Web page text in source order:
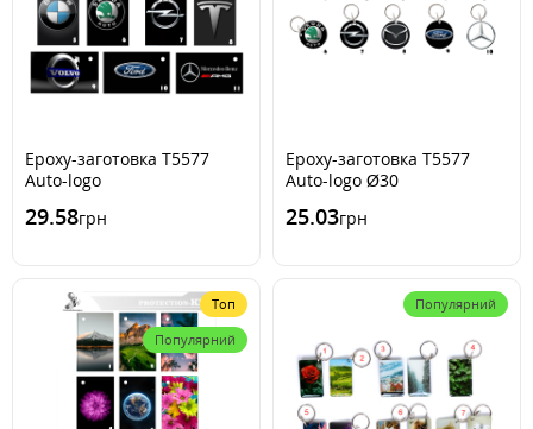
Epoxy-заготовка Т5577
Auto-logo
29.58грн
Epoxy-заготовка Т5577
Auto-logo Ø30
25.03грн
Топ
Популярний
Популярний